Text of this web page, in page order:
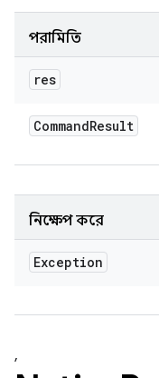
পরামিতি
res
CommandResult
নিক্ষেপ করে
Exception
,